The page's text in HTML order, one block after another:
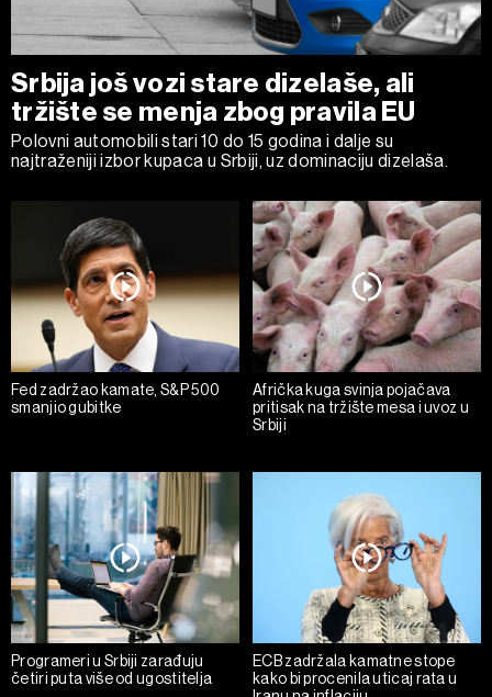
Srbija još vozi stare dizelaše, ali
tržište se menja zbog pravila EU
Polovni automobili stari 10 do 15 godina i dalje su
najtraženiji izbor kupaca u Srbiji, uz dominaciju dizelaša.
Fed zadržao kamate, S&P 500
smanjio gubitke
Afrička kuga svinja pojačava
pritisak na tržište mesa i uvoz u
Srbiji
Programeri u Srbiji zarađuju
četiri puta više od ugostitelja
ECB zadržala kamatne stope
kako bi procenila uticaj rata u